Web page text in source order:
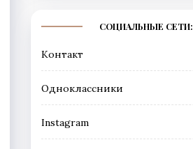
СОЦИАЛЬНЫЕ СЕТИ:
Контакт
Одноклассники
Instagram